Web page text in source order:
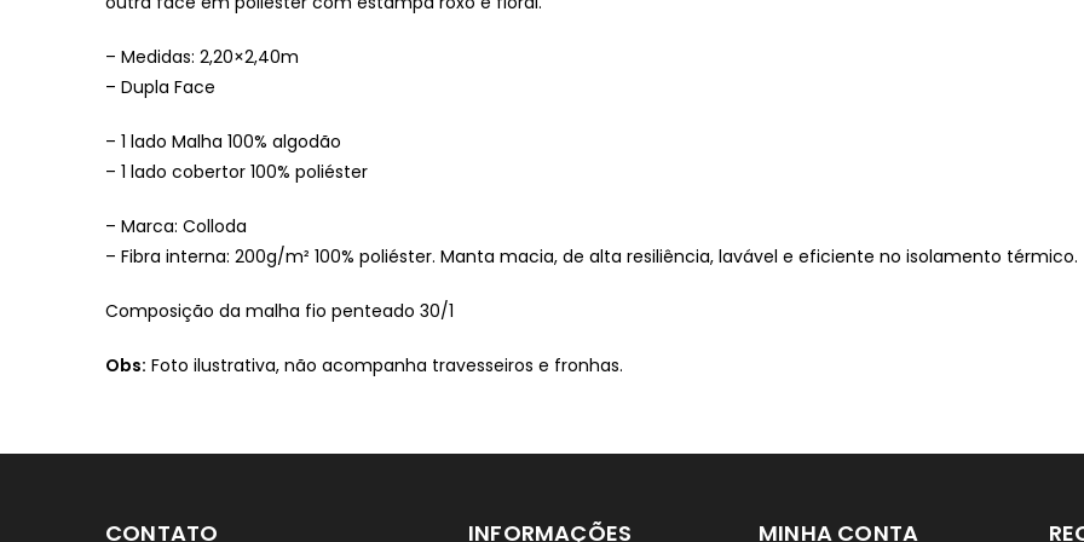
– Medidas: 2,20×2,40m
– Dupla Face
– 1 lado Malha 100% algodão
– 1 lado cobertor 100% poliéster
– Marca: Colloda
– Fibra interna: 200g/m² 100% poliéster. Manta macia, de alta resiliência, lavável e eficiente no isolamento térmico.
Composição da malha fio penteado 30/1
Obs: Foto ilustrativa, não acompanha travesseiros e fronhas.
CONTATO INFORMAÇÕES MINHA CONTA